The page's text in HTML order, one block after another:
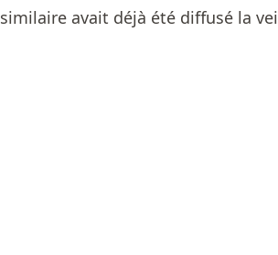
similaire avait déjà été diffusé la